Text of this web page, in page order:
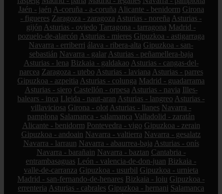
Jaén - jaén A-coruña - a-coruña Alicante - benidorm Girona
- figueres Zaragoza - zaragoza Asturias - noreña Asturias -
gijón Asturias - oviedo Tarragona - tarragona Madrid -
pozuelo-de-alarcón Asturias - mieres Gipuzkoa - astigarraga
Navarra - erriberri álava - ribera-alta Gipuzkoa - san-
sebastián Navarra - galar Asturias - peñamellera-baja
Asturias - lena Bizkaia - galdakao Asturias - cangas-del-
narcea Zaragoza - utebo Asturias - laviana Asturias - parres
Gipuzkoa - azpeitia Asturias - colunga Madrid - guadarrama
Asturias - siero Castellón - orpesa Asturias - navia Illes-
balears - inca Lleida - naut-aran Asturias - langreo Asturias -
villaviciosa Girona - olot Asturias - llanes Navarra -
pamplona Salamanca - salamanca Valladolid - zaratán
Alicante - benidorm Pontevedra - vigo Gipuzkoa - zerain
Gipuzkoa - andoain Navarra - valtierra Navarra - gesalatz
Navarra - larraun Navarra - abaurrea-baja Asturias - onís
Navarra - barañain Navarra - baztan Cantabria -
entrambasaguas León - valencia-de-don-juan Bizkaia -
valle-de-carranza Gipuzkoa - usurbil Gipuzkoa - urnieta
Madrid - san-fernando-de-henares Bizkaia - loiu Gipuzkoa -
errenteria Asturias - cabrales Gipuzkoa - hernani Salamanca